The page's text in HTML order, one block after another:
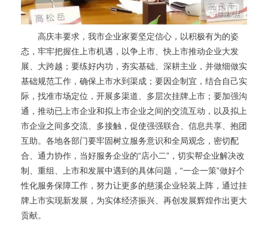
高庆丰要求，我市企业家要坚定信心，以积极有为的姿
态，牢牢把握住上市机遇，以争上市、快上市推动企业大发
展、大跨越；要练好内功，夯实基础、深耕主业，并做细做实
基础规范工作，确保上市水到渠成；要因企制宜，结合自己实
际，找准市场定位，开展多渠道、多层次挂牌上市；要加强沟
通，推动已上市企业和拟上市企业之间的交流互动，以及拟上
市企业之间多交流、多接触，促使强强联合、信息共享、抱团
互助。各地各部门要牢固树立服务意识和全局观念，密切配
合、通力协作，当好服务企业的“店小二”，切实帮企业解决改
制、重组、上市和发展中遇到的具体问题，“一企一策”做好个
性化服务保障工作，努力让更多的慈溪企业轻装上阵，通过挂
牌上市实现新发展，为实体经济振兴、再创发展辉煌作出更大
贡献。